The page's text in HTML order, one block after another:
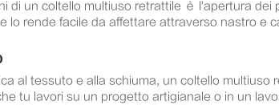
di un coltello multiuso retrattile è l'apertura
lo rende facile da affettare attraverso nastro e
al tessuto e alla schiuma, un coltello
tu lavori su un progetto artigianale o in un